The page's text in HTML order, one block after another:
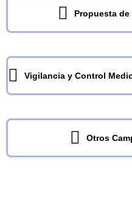
Propuesta
Vigilancia y Control
Otros